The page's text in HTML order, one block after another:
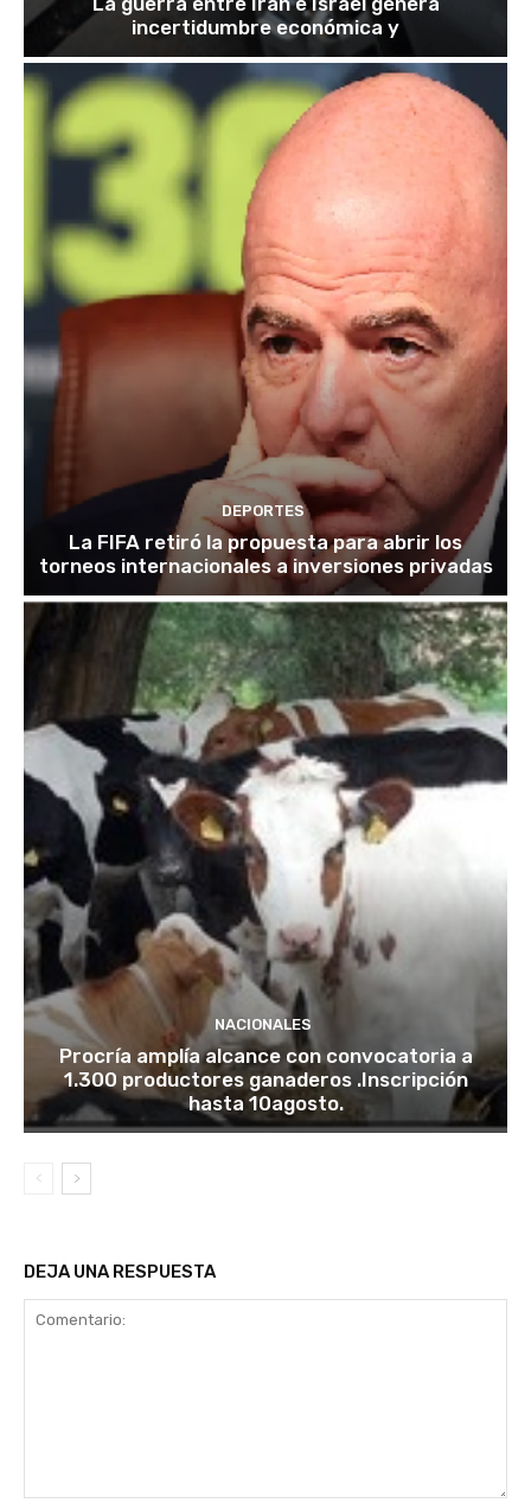
incertidumbre económica y
DEPORTES
La FIFA retiró la propuesta para abrir los
torneos internacionales a inversiones privadas
NACIONALES
Procría amplía alcance con convocatoria a
1.300 productores ganaderos .Inscripción
hasta 10agosto.
DEJA UNA RESPUESTA